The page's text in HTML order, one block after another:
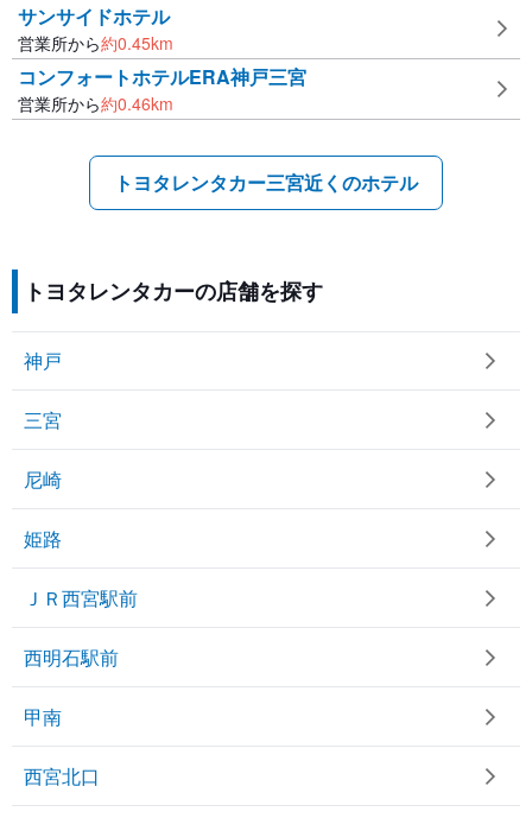
サンサイドホテル
営業所から約0.45km
コンフォートホテルERA神戸三宮
営業所から約0.46km
トヨタレンタカー三宮近くのホテル
トヨタレンタカーの店舗を探す
神戸
三宮
尼崎
姫路
ＪＲ西宮駅前
西明石駅前
甲南
西宮北口